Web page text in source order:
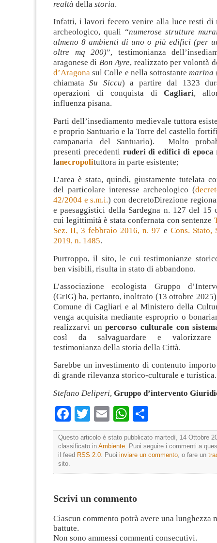
realtà della storia.
Infatti, i lavori fecero venire alla luce resti di
archeologico, quali “numerose strutture
almeno 8 ambienti di uno o più edifici (per
oltre mq 200)”, testimonianza
aragonese di Bon Ayre, realizzato per volontà
d’Aragona sul Colle e nella sottostantemarina
chiamataSu Siccu) a partire dal 1323
operazioni di conquista diCagliari,
influenza pisana.
Parti dell’insediamento medievale tuttora
e proprio Santuario e la Torre del castello
campanaria del Santuario). Molto
presenti precedenti ruderi di edifici di epoca
lanecropolituttora in parte esistente;
L’area è stata, quindi, giustamente tutelata
del particolare interesse archeologico (
42/2004 e s.m.i.) con decretoDirezione
e paesaggistici della Sardegna n. 127 del 15
cui legittimità è stata confernata con sentenze
Sez. II, 3 febbraio 2016, n. 97 e Cons. Stato,
2019, n. 1485.
Purtroppo, il sito, le cui testimonianze
ben visibili, risulta in stato di abbandono.
L’associazione ecologista Gruppo
(GrIG) ha, pertanto, inoltrato (13 ottobre
Comune di Cagliari e al Ministero della
venga acquisita mediante esproprio o
realizzarvi unpercorso culturale con
così da salvaguardare e valorizzare
testimonianza della storia della Città.
Sarebbe un investimento di contenuto
di grande rilevanza storico-culturale e turistica.
Stefano Deliperi, Gruppo d’intervento
Facebook
TwitterEmailWhatsApp
Questo articolo è stato pubblicato martedì, 14 Ottobre
classificato in Ambiente . Puoi seguire i commenti a
il feed RSS 2.0 . Puoi inviare un commento , o fare un
sito.
Scrivi un commento
Ciascun commento potrà avere una lunghezza
battute.
Non sono ammessi commenti consecutivi.